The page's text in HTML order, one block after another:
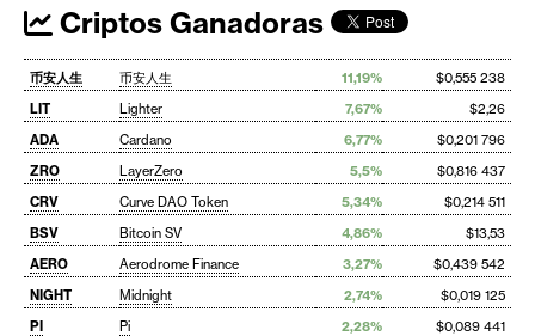
Criptos Ganadoras
币安人生 币安人生 11,19%
$0,555 238
LIT
Lighter 7,67%
$2,26
ADA
Cardano 6,77%
$0,201 796
ZRO
LayerZero 5,5%
$0,816 437
CRV
Curve DAO Token 5,34%
$0,214 511
BSV
Bitcoin SV 4,86%
$13,53
AERO
Aerodrome Finance 3,27%
$0,439 542
NIGHT
Midnight 2,74%
$0,019 125
PI
Pi 2,28%
$0,089 441